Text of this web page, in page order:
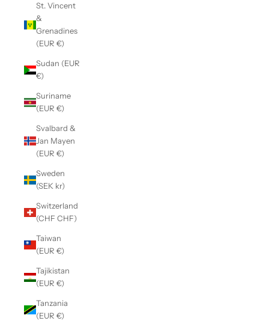
St. Vincent
&
Grenadines
(EUR €)
Sudan (EUR
€)
Suriname
(EUR €)
Svalbard &
Jan Mayen
(EUR €)
Sweden
(SEK kr)
Switzerland
(CHF CHF)
Taiwan
(EUR €)
Tajikistan
(EUR €)
Tanzania
(EUR €)